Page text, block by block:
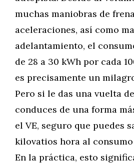
muchas maniobras de
aceleraciones, así como
adelantamiento, el
de 28 a 30 kWh por cada
es precisamente un
Pero si le das una vuelta
conduces de una forma
el VE, seguro que puedes
kilovatios hora al
En la práctica, esto